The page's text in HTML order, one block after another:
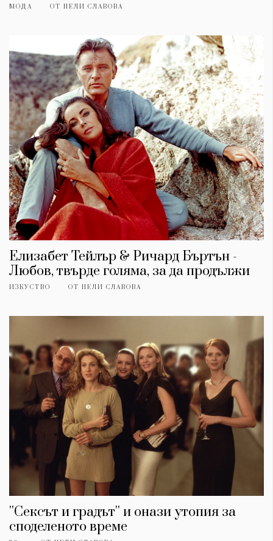
МОДА ОТ НЕЛИ СЛАВОВА
Елизабет Тейлър & Ричард Бъртън -
Любов, твърде голяма, за да продължи
ИЗКУСТВО ОТ НЕЛИ СЛАВОВА
''Сексът и градът'' и онази утопия за
споделеното време